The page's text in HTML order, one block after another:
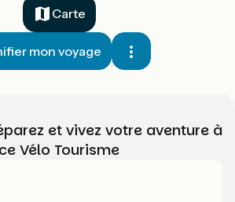
Carte
mon voyage
et vivez votre aventure à
Vélo Tourisme